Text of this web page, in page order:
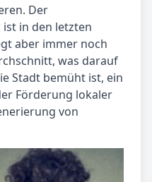
Der
in den letzten
aber immer noch
was darauf
Stadt bemüht ist, ein
Förderung lokaler
von